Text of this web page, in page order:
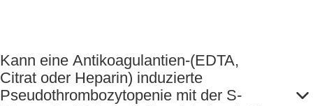
Kann eine Antikoagulantien-(EDTA,
Citrat oder Heparin) induzierte
Pseudothrombozytopenie mit der S-